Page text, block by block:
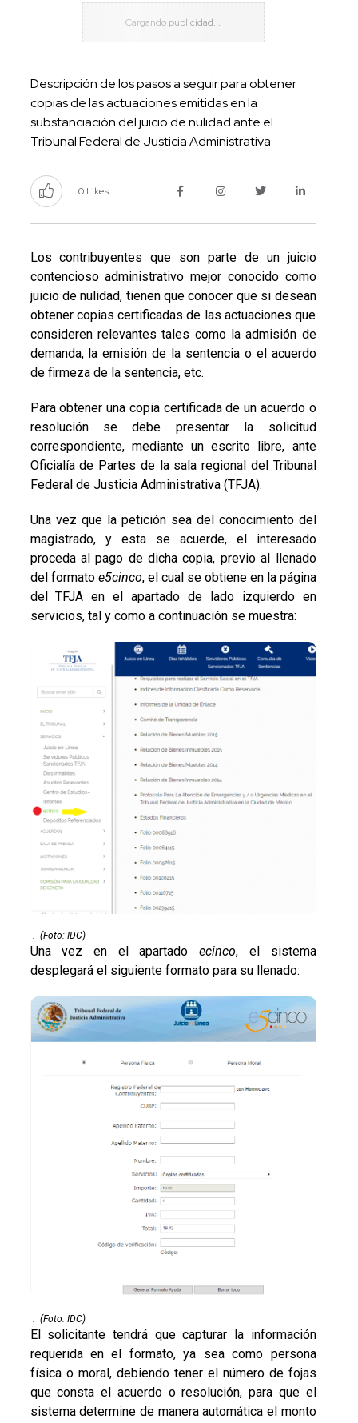
Descripción de los pasos a seguir para obtener
copias de las actuaciones emitidas en la
substanciación del juicio de nulidad ante el
Tribunal Federal de Justicia Administrativa
0 Likes
Los contribuyentes que son parte de un juicio
contencioso administrativo mejor conocido como
juicio de nulidad, tienen que conocer que si desean
obtener copias certificadas de las actuaciones que
consideren relevantes tales como la admisión de
demanda, la emisión de la sentencia o el acuerdo
de firmeza de la sentencia, etc.
Para obtener una copia certificada de un acuerdo o
resolución se debe presentar la solicitud
correspondiente, mediante un escrito libre, ante
Oficialía de Partes de la sala regional del Tribunal
Federal de Justicia Administrativa (TFJA).
Una vez que la petición sea del conocimiento del
magistrado, y esta se acuerde, el interesado
proceda al pago de dicha copia, previo al llenado
del formato e5cinco, el cual se obtiene en la página
del TFJA en el apartado de lado izquierdo en
servicios, tal y como a continuación se muestra:
(Foto: IDC)
Una vez en el apartadoecinco, el sistema
desplegará el siguiente formato para su llenado:
. (Foto: IDC)
El solicitante tendrá que capturar la información
requerida en el formato, ya sea como persona
física o moral, debiendo tener el número de fojas
que consta el acuerdo o resolución, para que el
sistema determine de manera automática el monto